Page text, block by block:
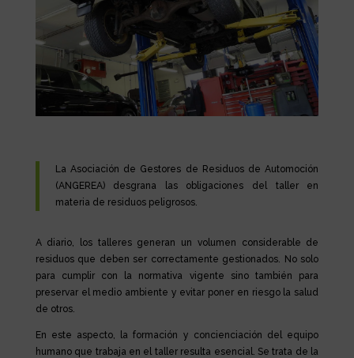
La Asociación de Gestores de Residuos de Automoción
(ANGEREA) desgrana las obligaciones del taller en
materia de residuos peligrosos.
A diario, los talleres generan un volumen considerable de
residuos que deben ser correctamente gestionados. No solo
para cumplir con la normativa vigente sino también para
preservar el medio ambiente y evitar poner en riesgo la salud
de otros.
En este aspecto, la formación y concienciación del equipo
humano que trabaja en el taller resulta esencial. Se trata de la